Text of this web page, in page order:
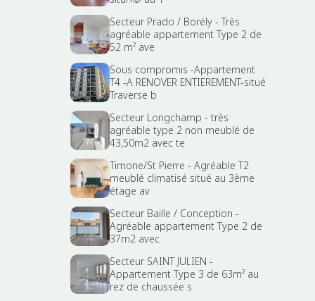
Secteur Prado / Borély - Très
agréable appartement Type 2 de
52 m² ave
Sous compromis -Appartement
T4 -A RENOVER ENTIEREMENT-situé
Traverse b
Secteur Longchamp - très
agréable type 2 non meublé de
43,50m2 avec te
Timone/St Pierre - Agréable T2
meublé climatisé situé au 3ème
étage av
Secteur Baille / Conception -
Agréable appartement Type 2 de
37m2 avec
Secteur SAINT JULIEN -
Appartement Type 3 de 63m² au
rez de chaussée s